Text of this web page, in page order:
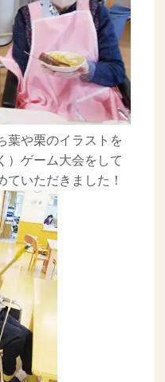
葉や栗のイラストを
）ゲーム大会をして
ていただきました！